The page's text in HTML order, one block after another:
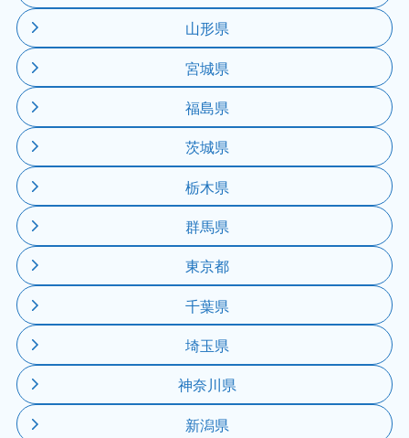
山形県
宮城県
福島県
茨城県
栃木県
群馬県
東京都
千葉県
埼玉県
神奈川県
新潟県